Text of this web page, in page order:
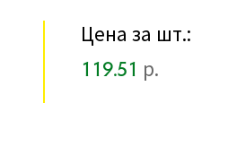
Цена за шт.:
119.51 р.